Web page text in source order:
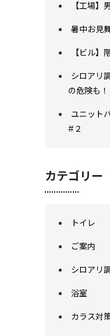
【工場】
暑中お見
【ビル】
シロアリ
の危険も
ユニット
#２
カテゴリー
トイレ
ご案内
シロアリ
浴室
カラス対